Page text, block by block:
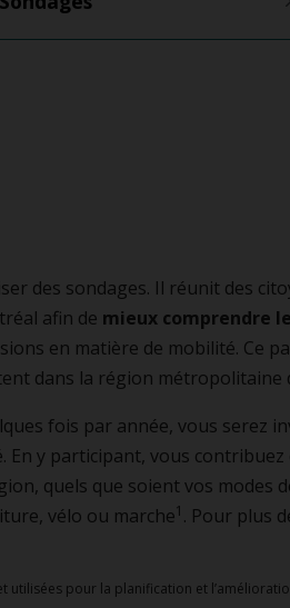
des sondages. Il réunit des
afin de mieux comprendre
en matière de mobilité. Ce
dans la région métropolitaine
fois par année, vous serez
y participant, vous contribuez
quels que soient vos modes
vélo ou marche1 . Pour plus
pour la planification et